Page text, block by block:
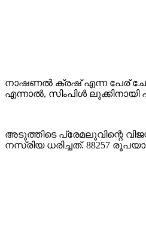
നാഷണൽ ക്രഷ് എന്ന പേര്
എന്നാൽ, സിംപിൾ
അടുത്തിടെ പ്രേമലുവിന്റെ
നസ്രിയ ധരിച്ചത്. 88257